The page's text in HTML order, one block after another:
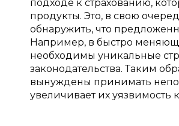
подходе к страхованию,
продукты. Это, в свою
обнаружить, что
Например, в быстро
необходимы уникальные
законодательства. Таким
вынуждены принимать
увеличивает их